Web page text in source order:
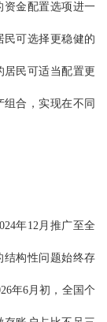
资金配置选项进一
民可选择更稳健的
居民可适当配置更
合，实现在不同
年12月推广至全
结构性问题始终存
年6月初，全国个